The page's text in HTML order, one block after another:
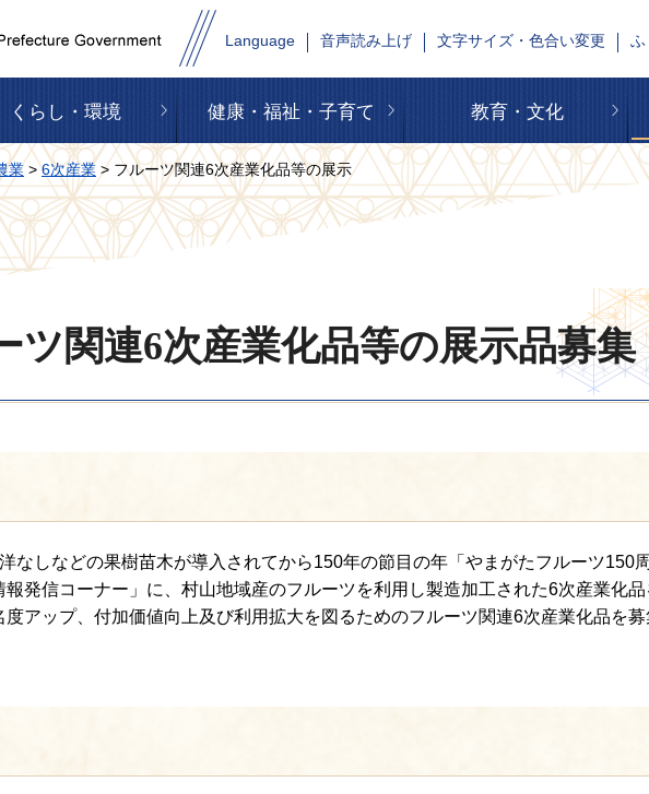
Language 音声読み上げ 文字サイズ・色合い変更 ふ
くらし・環境 健康・福祉・子育て 教育・文化
業 >6次産業 > フルーツ関連6次産業化品等の展示
ツ関連6次産業化品等の展示品募集
なしなどの果樹苗木が導入されてから150年の節目の年「やまがたフルーツ150
発信コーナー」に、村山地域産のフルーツを利用し製造加工された6次産業化
アップ、付加価値向上及び利用拡大を図るためのフルーツ関連6次産業化品を